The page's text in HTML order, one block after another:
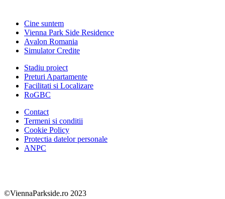
Cine suntem
Vienna Park Side Residence
Avalon Romania
Simulator Credite
Stadiu proiect
Preturi Apartamente
Facilitati si Localizare
RoGBC
Contact
Termeni si conditii
Cookie Policy
Protectia datelor personale
ANPC
©ViennaParkside.ro 2023